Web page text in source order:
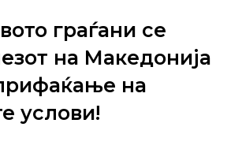
граѓани се
на Македонија
на
услови!